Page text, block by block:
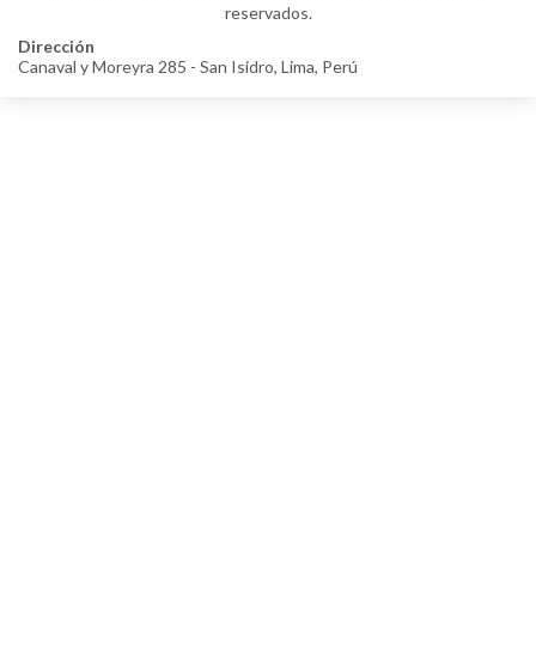
reservados.
Dirección
Canaval y Moreyra 285 - San Isidro, Lima, Perú